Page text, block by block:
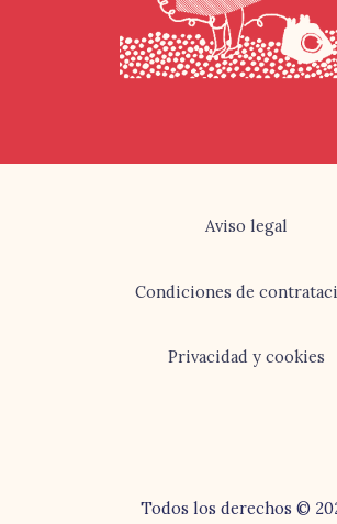
Aviso legal
Condiciones de
Privacidad y cookies
Todos los derechos ©